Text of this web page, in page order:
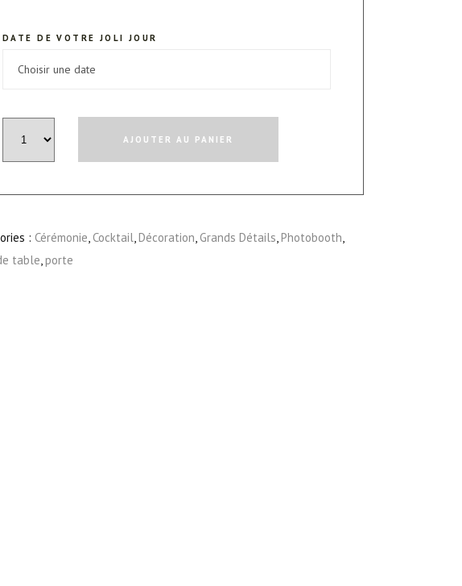
DATE DE VOTRE JOLI JOUR
Bois
-
Manoir
AJOUTER AU PANIER
: Cérémonie,Cocktail,Décoration,Grands Détails,Photobooth,
table,porte